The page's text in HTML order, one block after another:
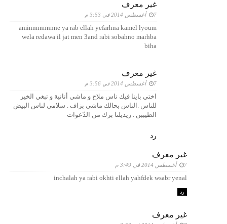
غير معرف
7 أغسطس 2014 في 3:53 م
aminnnnnnnne ya rab ellah yefarhna kamel lyoum
wela redawa il jat men 3and rabi sobahno marhba
biha
غير معرف
7 أغسطس 2014 في 3:56 م
اختي باينا فيك ناس ملاح و ماشي أنانية و تبغي الخير
للناس .الناس بحالك ماشي بزاف . سلامي لناس البيض
الطيببن . زيديلنا برك من الدّعوات
رد
غير معرف
7 أغسطس 2014 في 3:49 م
inchalah ya rabi okhti ellah yahfdek wsabr yenal
رد
غير معرف